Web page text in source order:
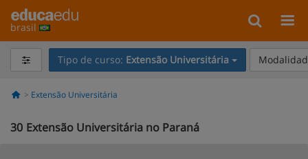
brasil
Tipo de curso: Extensão Universitária
Extensão Universitária
30 Extensão Universitária no Paraná